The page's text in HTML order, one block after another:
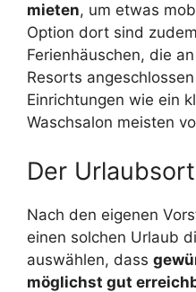
mieten, um etwas
Option dort sind
Ferienhäuschen, die
Resorts
Einrichtungen wie ein
Waschsalon meisten
Der
Nach den eigenen
einen solchen Urlaub
auswählen, dass
möglichst gut